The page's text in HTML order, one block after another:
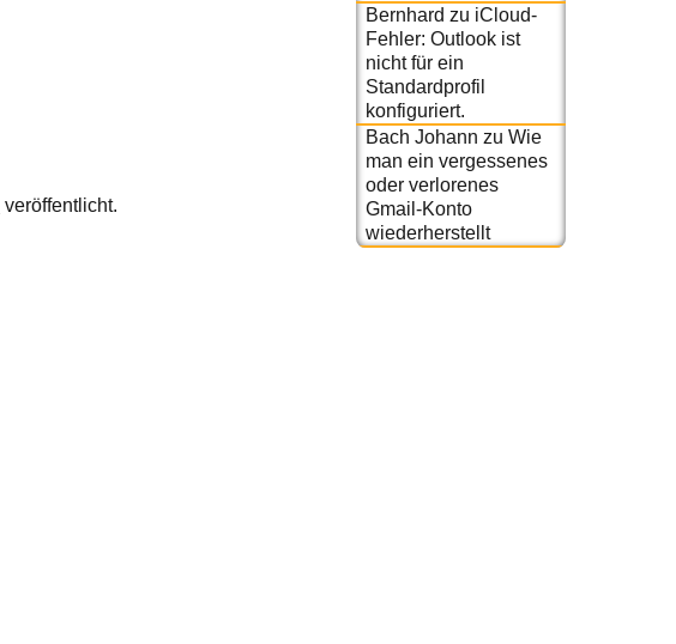
veröffentlicht.
Bernhard zu iCloud-
Fehler: Outlook ist
nicht für ein
Standardprofil
konfiguriert.
Bach Johann zu Wie
man ein vergessenes
oder verlorenes
Gmail-Konto
wiederherstellt